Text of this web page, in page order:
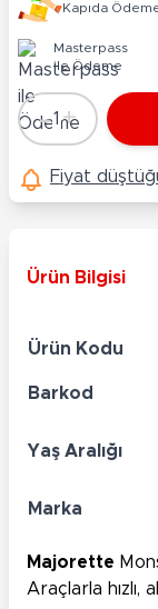
Kapıda
Masterpass
ile Ödeme
Adet
-1 +
Fiyat
Ürün Bilgisi
Ürün Kodu
Barkod
Yaş Aralığı
Marka
Majorette
Araçlarla hızlı,